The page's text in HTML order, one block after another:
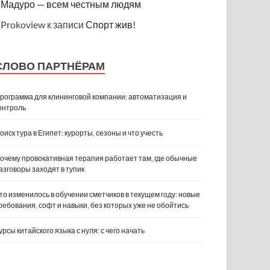
Мадуро — всем честным людям
Prokoview к записиСпорт жив!
ПАРТНЁРАМ
для клининговой компании: автоматизация и
тура в Египет: курорты, сезоны и что учесть
провокативная терапия работает там, где обычные
заходят в тупик
изменилось в обучении сметчиков в текущем году: новые
софт и навыки, без которых уже не обойтись
китайского языка с нуля: с чего начать